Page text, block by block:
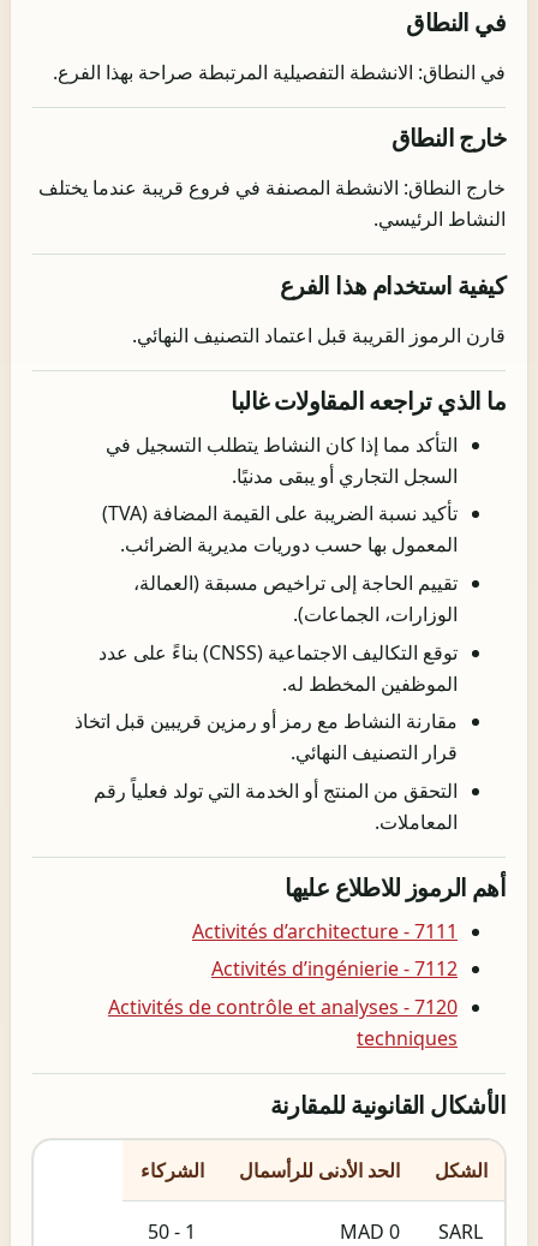
في النطاق
في النطاق: الانشطة التفصيلية المرتبطة صراحة بهذا الفرع.
خارج النطاق
خارج النطاق: الانشطة المصنفة في فروع قريبة عندما يختلف
النشاط الرئيسي.
كيفية استخدام هذا الفرع
قارن الرموز القريبة قبل اعتماد التصنيف النهائي.
ما الذي تراجعه المقاولات غالبا
التأكد مما إذا كان النشاط يتطلب التسجيل في
السجل التجاري أو يبقى مدنيًا.
تأكيد نسبة الضريبة على القيمة المضافة (TVA)
المعمول بها حسب دوريات مديرية الضرائب.
تقييم الحاجة إلى تراخيص مسبقة (العمالة،
الوزارات، الجماعات).
توقع التكاليف الاجتماعية (CNSS) بناءً على عدد
الموظفين المخطط له.
مقارنة النشاط مع رمز أو رمزين قريبين قبل اتخاذ
قرار التصنيف النهائي.
التحقق من المنتج أو الخدمة التي تولد فعلياً رقم
المعاملات.
أهم الرموز للاطلاع عليها
7111 - Activités d’architecture
7112 - Activités d’ingénierie
7120 - Activités de contrôle et analyses
techniques
الأشكال القانونية للمقارنة
الشكل الحد الأدنى للرأسمال الشركاء
SARL
0 MAD
1 - 50